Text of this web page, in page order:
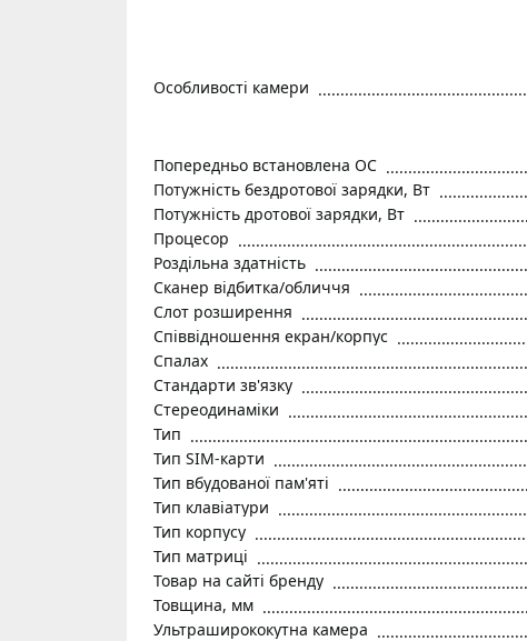
Особливості камери
Попередньо встановлена ОС
Потужність бездротової зарядки, Вт
Потужність дротової зарядки, Вт
Процесор
Роздільна здатність
Сканер відбитка/обличчя
Слот розширення
Співвідношення екран/корпус
Спалах
Стандарти зв'язку
Стереодинаміки
Тип
Тип SIM-карти
Тип вбудованої пам'яті
Тип клавіатури
Тип корпусу
Тип матриці
Товар на сайті бренду
Товщина, мм
Ультраширококутна камера